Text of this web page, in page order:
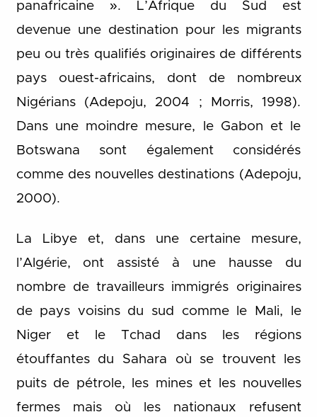
panafricaine ». L’Afrique du Sud est
devenue une destination pour les migrants
peu ou très qualifiés originaires de différents
pays ouest-africains, dont de nombreux
Nigérians (Adepoju, 2004 ; Morris, 1998).
Dans une moindre mesure, le Gabon et le
Botswana sont également considérés
comme des nouvelles destinations (Adepoju,
2000).
La Libye et, dans une certaine mesure,
l’Algérie, ont assisté à une hausse du
nombre de travailleurs immigrés originaires
de pays voisins du sud comme le Mali, le
Niger et le Tchad dans les régions
étouffantes du Sahara où se trouvent les
puits de pétrole, les mines et les nouvelles
fermes mais où les nationaux refusent